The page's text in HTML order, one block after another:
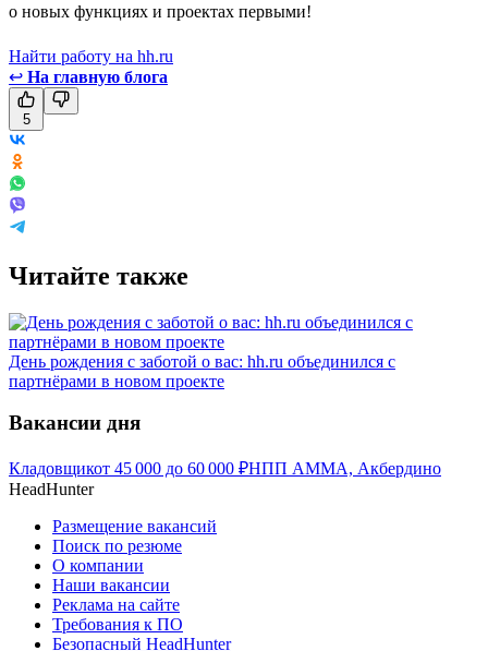
о новых функциях и проектах первыми!
Найти работу на hh.ru
↩ На главную блога
5
Читайте также
День рождения с заботой о вас: hh.ru объединился с
партнёрами в новом проекте
Вакансии дня
Кладовщикот 45 000 до 60 000 ₽НПП АММА, Акбердино
HeadHunter
Размещение вакансий
Поиск по резюме
О компании
Наши вакансии
Реклама на сайте
Требования к ПО
Безопасный HeadHunter